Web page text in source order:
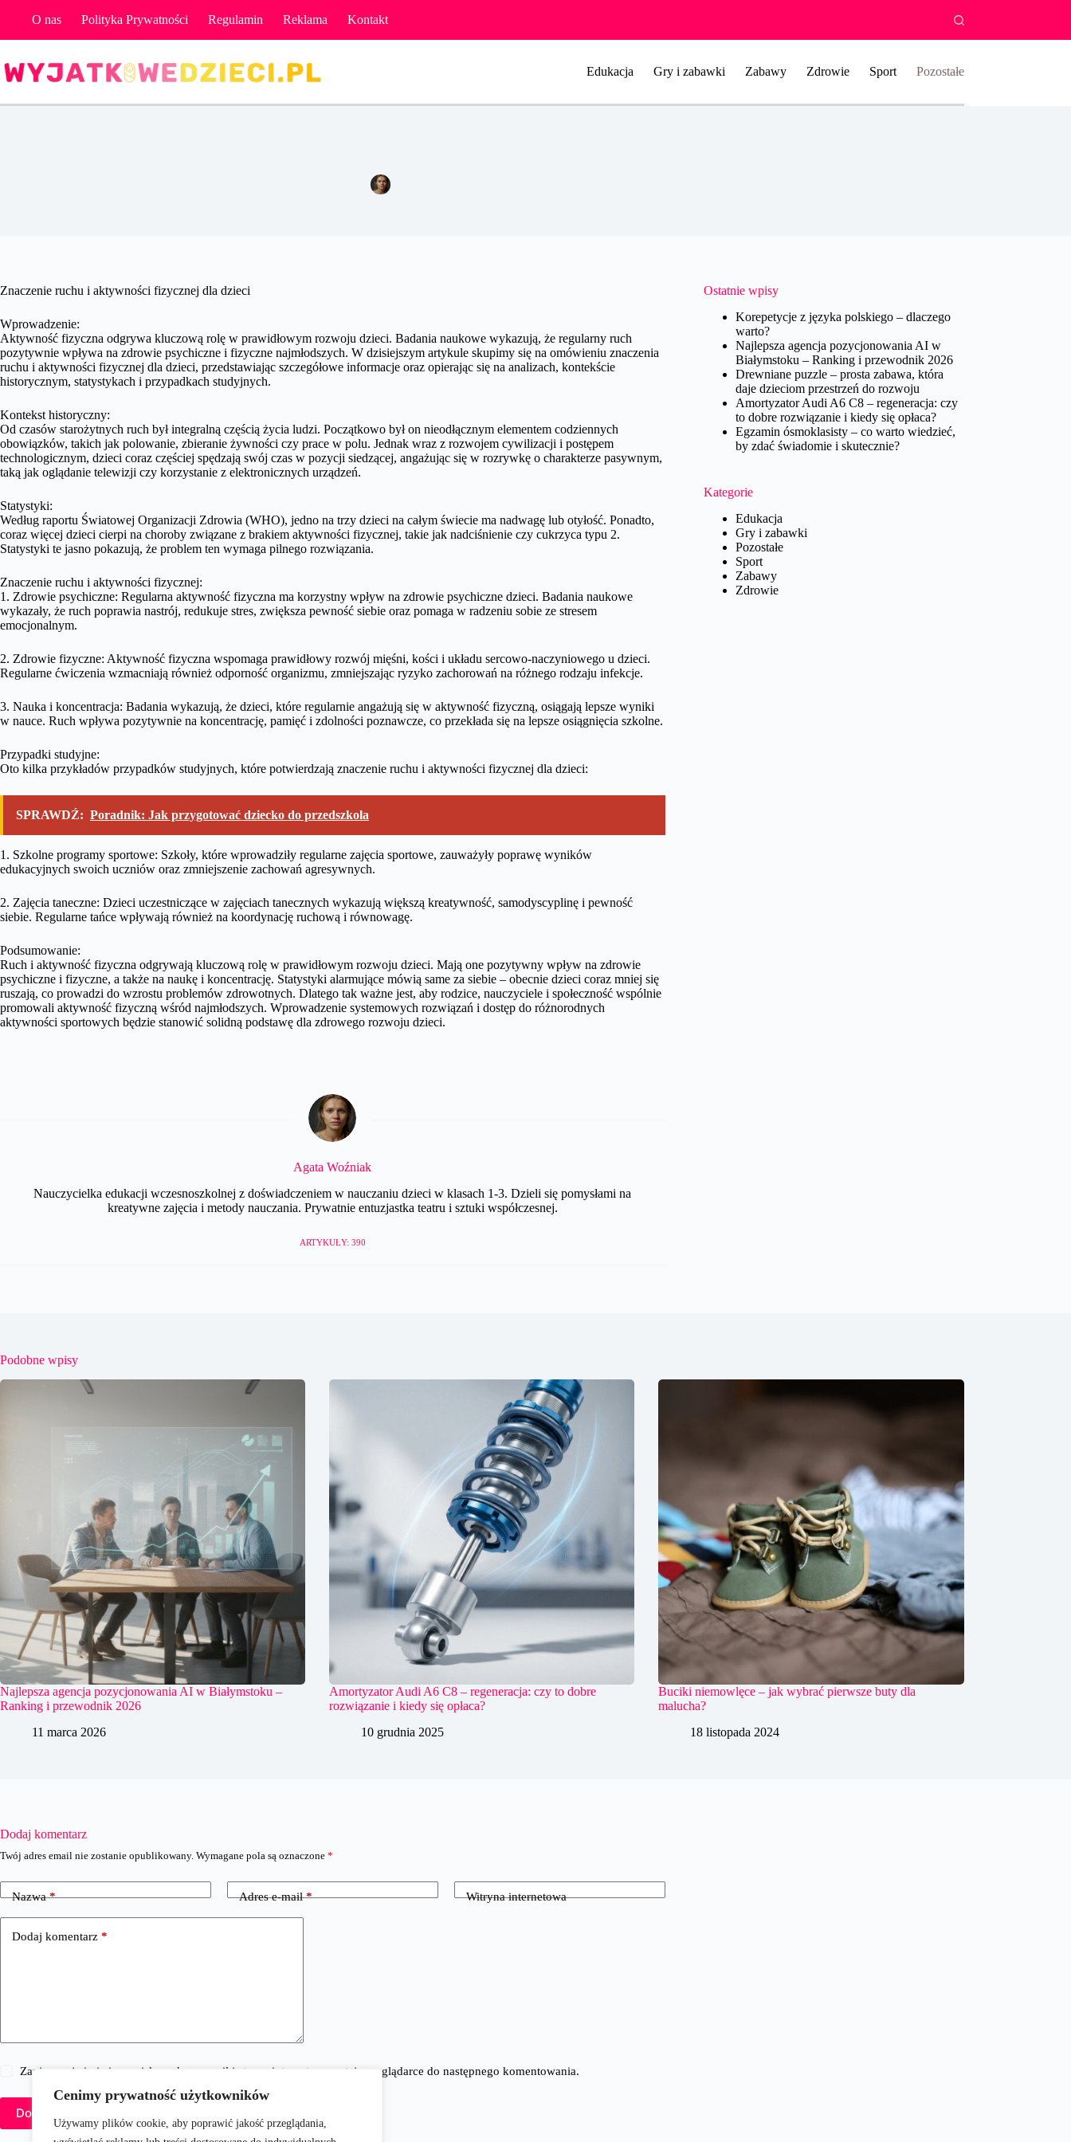
Cenimy prywatność użytkowników
Używamy plików cookie, aby poprawić jakość przeglądania,
O nas Polityka Prywatności Regulamin Reklama Kontakt
Edukacja Gry i zabawki Zabawy Zdrowie Sport Pozostałe
Znaczenie ruchu i aktywności fizycznej dla dzieci
Wprowadzenie:
Aktywność fizyczna odgrywa kluczową rolę w prawidłowym rozwoju dzieci. Badania naukowe wykazują, że regularny ruch
pozytywnie wpływa na zdrowie psychiczne i fizyczne najmłodszych. W dzisiejszym artykule skupimy się na omówieniu znaczenia
ruchu i aktywności fizycznej dla dzieci, przedstawiając szczegółowe informacje oraz opierając się na analizach, kontekście
historycznym, statystykach i przypadkach studyjnych.
Kontekst historyczny:
Od czasów starożytnych ruch był integralną częścią życia ludzi. Początkowo był on nieodłącznym elementem codziennych
obowiązków, takich jak polowanie, zbieranie żywności czy prace w polu. Jednak wraz z rozwojem cywilizacji i postępem
technologicznym, dzieci coraz częściej spędzają swój czas w pozycji siedzącej, angażując się w rozrywkę o charakterze pasywnym,
taką jak oglądanie telewizji czy korzystanie z elektronicznych urządzeń.
Statystyki:
Według raportu Światowej Organizacji Zdrowia (WHO), jedno na trzy dzieci na całym świecie ma nadwagę lub otyłość. Ponadto,
coraz więcej dzieci cierpi na choroby związane z brakiem aktywności fizycznej, takie jak nadciśnienie czy cukrzyca typu 2.
Statystyki te jasno pokazują, że problem ten wymaga pilnego rozwiązania.
Znaczenie ruchu i aktywności fizycznej:
1. Zdrowie psychiczne: Regularna aktywność fizyczna ma korzystny wpływ na zdrowie psychiczne dzieci. Badania naukowe
wykazały, że ruch poprawia nastrój, redukuje stres, zwiększa pewność siebie oraz pomaga w radzeniu sobie ze stresem
emocjonalnym.
2. Zdrowie fizyczne: Aktywność fizyczna wspomaga prawidłowy rozwój mięśni, kości i układu sercowo-naczyniowego u dzieci.
Regularne ćwiczenia wzmacniają również odporność organizmu, zmniejszając ryzyko zachorowań na różnego rodzaju infekcje.
3. Nauka i koncentracja: Badania wykazują, że dzieci, które regularnie angażują się w aktywność fizyczną, osiągają lepsze wyniki
w nauce. Ruch wpływa pozytywnie na koncentrację, pamięć i zdolności poznawcze, co przekłada się na lepsze osiągnięcia szkolne.
Przypadki studyjne:
Oto kilka przykładów przypadków studyjnych, które potwierdzają znaczenie ruchu i aktywności fizycznej dla dzieci:
SPRAWDŹ: Poradnik: Jak przygotować dziecko do przedszkola
1. Szkolne programy sportowe: Szkoły, które wprowadziły regularne zajęcia sportowe, zauważyły poprawę wyników
edukacyjnych swoich uczniów oraz zmniejszenie zachowań agresywnych.
2. Zajęcia taneczne: Dzieci uczestniczące w zajęciach tanecznych wykazują większą kreatywność, samodyscyplinę i pewność
siebie. Regularne tańce wpływają również na koordynację ruchową i równowagę.
Podsumowanie:
Ruch i aktywność fizyczna odgrywają kluczową rolę w prawidłowym rozwoju dzieci. Mają one pozytywny wpływ na zdrowie
psychiczne i fizyczne, a także na naukę i koncentrację. Statystyki alarmujące mówią same za siebie – obecnie dzieci coraz mniej się
ruszają, co prowadzi do wzrostu problemów zdrowotnych. Dlatego tak ważne jest, aby rodzice, nauczyciele i społeczność wspólnie
promowali aktywność fizyczną wśród najmłodszych. Wprowadzenie systemowych rozwiązań i dostęp do różnorodnych
aktywności sportowych będzie stanowić solidną podstawę dla zdrowego rozwoju dzieci.
Agata Woźniak
Nauczycielka edukacji wczesnoszkolnej z doświadczeniem w nauczaniu dzieci w klasach 1-3. Dzieli się pomysłami na
kreatywne zajęcia i metody nauczania. Prywatnie entuzjastka teatru i sztuki współczesnej.
ARTYKUŁY: 390
Ostatnie wpisy
Korepetycje z języka polskiego – dlaczego
warto?
Najlepsza agencja pozycjonowania AI w
Białymstoku – Ranking i przewodnik 2026
Drewniane puzzle – prosta zabawa, która
daje dzieciom przestrzeń do rozwoju
Amortyzator Audi A6 C8 – regeneracja: czy
to dobre rozwiązanie i kiedy się opłaca?
Egzamin ósmoklasisty – co warto wiedzieć,
by zdać świadomie i skutecznie?
Kategorie
Edukacja
Gry i zabawki
Pozostałe
Sport
Zabawy
Zdrowie
Podobne wpisy
Najlepsza agencja pozycjonowania AI w Białymstoku –
Ranking i przewodnik 2026
11 marca 2026
Amortyzator Audi A6 C8 – regeneracja: czy to dobre
rozwiązanie i kiedy się opłaca?
10 grudnia 2025
Buciki niemowlęce – jak wybrać pierwsze buty dla
malucha?
18 listopada 2024
Dodaj komentarz
Twój adres email nie zostanie opublikowany. Wymagane pola są oznaczone *
Nazwa* Adres e-mail* Witryna internetowa
Dodaj komentarz *
Zapisz moje imię i nazwisko, adres e-mail i stronę internetową w tej przeglądarce do następnego komentowania.
Dodaj komentarz